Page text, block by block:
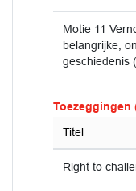
Motie 11
belangrijke,
geschiedenis
Toezeggingen
Titel
Right to